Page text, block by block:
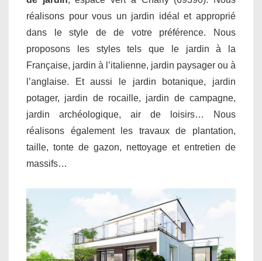
réalisons pour vous un jardin idéal et approprié
dans le style de de votre préférence. Nous
proposons les styles tels que le jardin à la
Française, jardin à l’italienne, jardin paysager ou à
l’anglaise. Et aussi le jardin botanique, jardin
potager, jardin de rocaille, jardin de campagne,
jardin archéologique, air de loisirs… Nous
réalisons également les travaux de plantation,
taille, tonte de gazon, nettoyage et entretien de
massifs…